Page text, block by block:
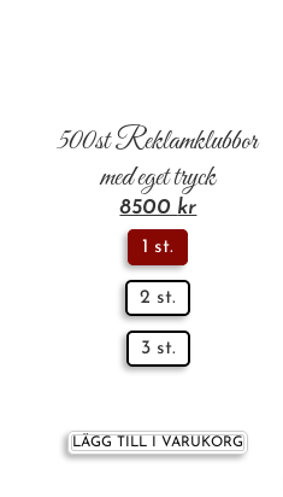
500st Reklamklubbor
med eget tryck
8500 kr
1 st.
2 st.
3 st.
LÄGG TILL I VARUKORG